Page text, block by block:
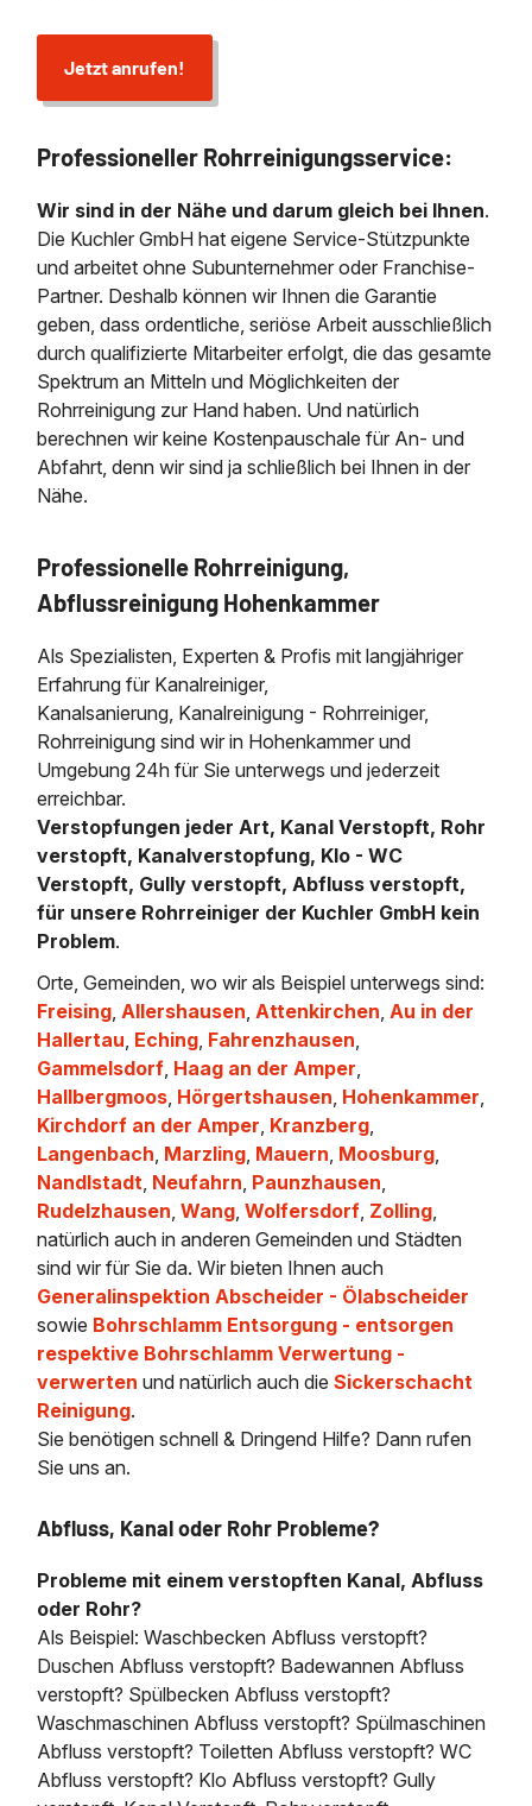
Jetzt anrufen!
Professioneller Rohrreinigungsservice:
Wir sind in der Nähe und darum gleich bei Ihnen.
Die Kuchler GmbH hat eigene Service-Stützpunkte
und arbeitet ohne Subunternehmer oder Franchise-
Partner. Deshalb können wir Ihnen die Garantie
geben, dass ordentliche, seriöse Arbeit ausschließlich
durch qualifizierte Mitarbeiter erfolgt, die das gesamte
Spektrum an Mitteln und Möglichkeiten der
Rohrreinigung zur Hand haben. Und natürlich
berechnen wir keine Kostenpauschale für An- und
Abfahrt, denn wir sind ja schließlich bei Ihnen in der
Nähe.
Professionelle Rohrreinigung,
Abflussreinigung Hohenkammer
Als Spezialisten, Experten & Profis mit langjähriger
Erfahrung für Kanalreiniger,
Kanalsanierung, Kanalreinigung - Rohrreiniger,
Rohrreinigung sind wir in Hohenkammer und
Umgebung 24h für Sie unterwegs und jederzeit
erreichbar.
Verstopfungen jeder Art, Kanal Verstopft, Rohr
verstopft, Kanalverstopfung, Klo - WC
Verstopft, Gully verstopft, Abfluss verstopft,
für unsere Rohrreiniger der Kuchler GmbH kein
Problem.
Orte, Gemeinden, wo wir als Beispiel unterwegs sind:
Freising,Allershausen,Attenkirchen,Au in der
Hallertau, Eching, Fahrenzhausen,
Gammelsdorf, Haag an der Amper,
Hallbergmoos, Hörgertshausen, Hohenkammer,
Kirchdorf an der Amper, Kranzberg,
Langenbach, Marzling, Mauern, Moosburg,
Nandlstadt, Neufahrn, Paunzhausen,
Rudelzhausen,Wang,Wolfersdorf, Zolling,
natürlich auch in anderen Gemeinden und Städten
sind wir für Sie da. Wir bieten Ihnen auch
Generalinspektion Abscheider - Ölabscheider
sowie Bohrschlamm Entsorgung - entsorgen
respektive Bohrschlamm Verwertung -
verwerten und natürlich auch dieSickerschacht
Reinigung.
Sie benötigen schnell & Dringend Hilfe? Dann rufen
Sie uns an.
Abfluss, Kanal oder Rohr Probleme?
Probleme mit einem verstopften Kanal, Abfluss
oder Rohr?
Als Beispiel: Waschbecken Abfluss verstopft?
Duschen Abfluss verstopft? Badewannen Abfluss
verstopft? Spülbecken Abfluss verstopft?
Waschmaschinen Abfluss verstopft? Spülmaschinen
Abfluss verstopft? Toiletten Abfluss verstopft? WC
Abfluss verstopft? Klo Abfluss verstopft? Gully